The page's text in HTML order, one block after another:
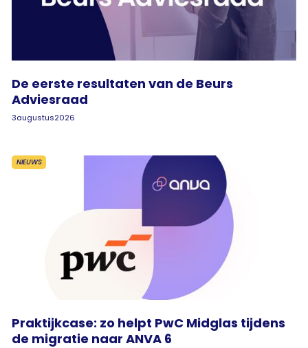
De eerste resultaten van de Beurs
Adviesraad
3augustus2026
NIEUWS
Praktijkcase: zo helpt PwC Midglas tijdens
de migratie naar ANVA 6